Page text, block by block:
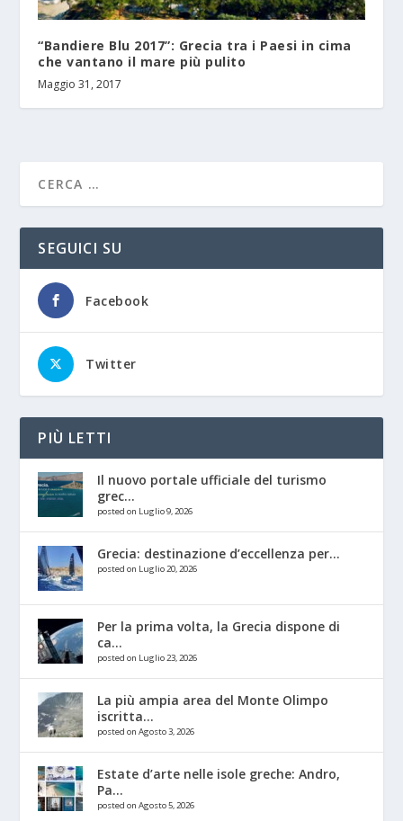
“Bandiere Blu 2017”: Grecia tra i Paesi in cima
che vantano il mare più pulito
Maggio 31, 2017
SEGUICI SU
Facebook
Twitter
PIÙ LETTI
Il nuovo portale ufficiale del turismo
grec...
posted on Luglio 9, 2026
Grecia: destinazione d’eccellenza per...
posted on Luglio 20, 2026
Per la prima volta, la Grecia dispone di
ca...
posted on Luglio 23, 2026
La più ampia area del Monte Olimpo
iscritta...
posted on Agosto 3, 2026
Estate d’arte nelle isole greche: Andro,
Pa...
posted on Agosto 5, 2026